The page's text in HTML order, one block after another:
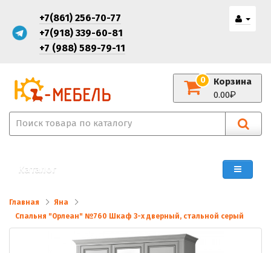
+7(861) 256-70-77
+7(918) 339-60-81
+7 (988) 589-79-11
Корзина
0
0.00
Каталог
Главная
Яна
Спальня "Орлеан" №760 Шкаф 3-х дверный, стальной серый